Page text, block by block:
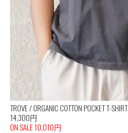
TROVE / ORGANIC COTTON POCKET T-SHIRT
14,300円
ON SALE 10,010円